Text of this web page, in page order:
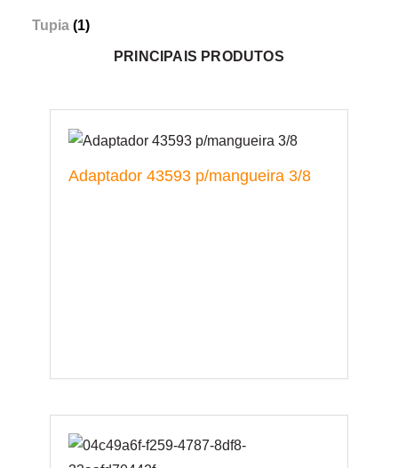
Tupia (1)
PRINCIPAIS PRODUTOS
Adaptador 43593 p/mangueira 3/8